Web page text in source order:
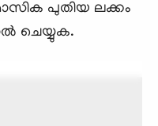
പുതിയ ലക്കം
ചെയ്യുക.